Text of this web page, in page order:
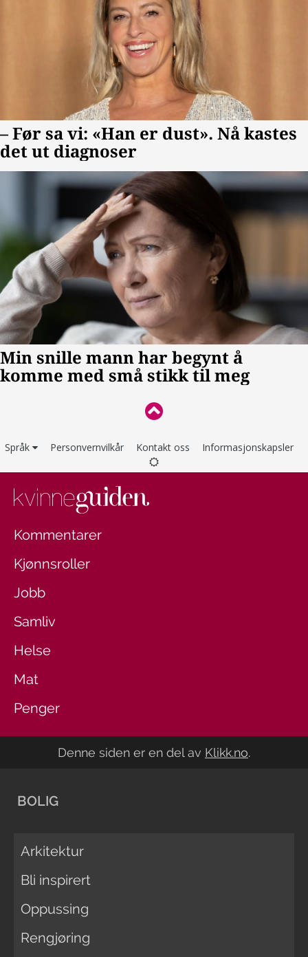
Språk Personvernvilkår Kontakt oss Informasjonskapsler
Kommentarer
Kjønnsroller
Jobb
Samliv
Helse
Mat
Penger
Denne siden er en del av Klikk.no.
BOLIG
Arkitektur
Bli inspirert
Oppussing
Rengjøring